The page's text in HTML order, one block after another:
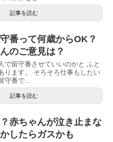
記事を読む
番って何歳からOK？
のご意見は？
で留守番させていいのかと ふと
ります。 そろそろ仕事もしたい
守番で...
記事を読む
赤ちゃんが泣き止まな
したらガスかも